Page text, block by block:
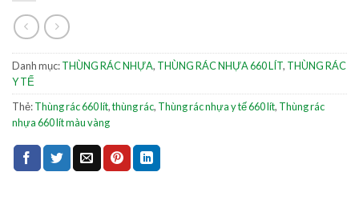
Danh mục:THÙNG RÁC NHỰA, THÙNG RÁC NHỰA 660 LÍT, THÙNG RÁC
Y TẾ
Thẻ:Thùng rác 660 lít,thùng rác, Thùng rác nhựa y tế 660 lít, Thùng rác
nhựa 660 lít màu vàng